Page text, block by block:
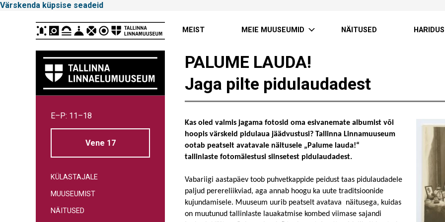
Värskenda küpsise seadeid
Linnamuuseum
MEIST MEIE MUUSEUMID NÄITUSED HARIDUS
E–P: 11–18
Vene 17
KÜLASTAJALE
MUUSEUMIST
NÄITUSED
PALUME LAUDA!
Jaga pilte pidulaudadest
Kas oled valmis jagama fotosid oma esivanemate albumist või
hoopis värskeid pidulaua jäädvustusi? Tallinna Linnamuuseum
ootab peatselt avatavale näitusele „Palume lauda!“
tallinlaste fotomälestusi siinsetest pidulaudadest.
Vabariigi aastapäev toob puhvetkappide peidust taas pidulaudadele
paljud perereliikviad, aga annab hoogu ka uute traditsioonide
kujundamisele. Muuseum uurib peatselt avatava näitusega, kuidas
on muutunud tallinlaste lauakatmise kombed viimase sajandi